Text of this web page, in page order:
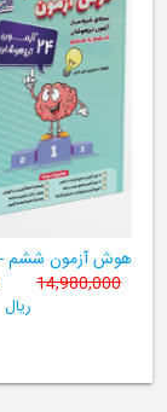
14,980,000
ریال